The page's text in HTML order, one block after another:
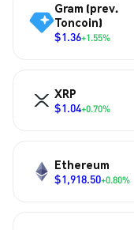
Gram (prev.
Toncoin)
$1.36+1.55%
XRP
$1.04+0.70%
Ethereum
$1,918.50+0.80%